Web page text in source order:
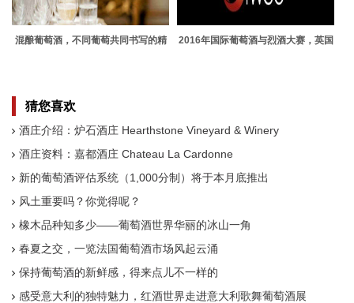
混酿葡萄酒，不同葡萄共同书写的精
2016年国际葡萄酒与烈酒大赛，英国
猜您喜欢
酒庄介绍：炉石酒庄 Hearthstone Vineyard & Winery
酒庄资料：嘉都酒庄 Chateau La Cardonne
新的葡萄酒评估系统（1,000分制）将于本月底推出
风土重要吗？你觉得呢？
橡木品种知多少——葡萄酒世界华丽的冰山一角
春夏之交，一览法国葡萄酒市场风起云涌
保持葡萄酒的新鲜感，得来点儿不一样的
感受意大利的独特魅力，红酒世界走进意大利歌舞葡萄酒展